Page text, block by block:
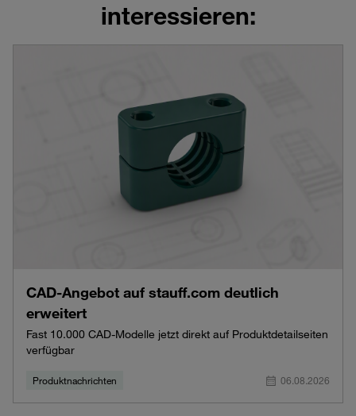
interessieren:
CAD-Angebot auf stauff.com deutlich
erweitert
Fast 10.000 CAD-Modelle jetzt direkt auf Produktdetailseiten
verfügbar
Produktnachrichten 06.08.2026